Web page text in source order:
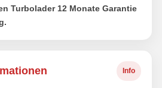
Turbolader 12 Monate Garantie
Info